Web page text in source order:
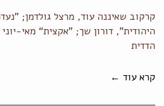
קרקוב שאיננה עוד, מרצל גולדמן;
הדדית
קרא עוד ←